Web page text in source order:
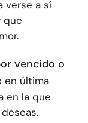
verse a sí
que
vencido o
en última
en la que